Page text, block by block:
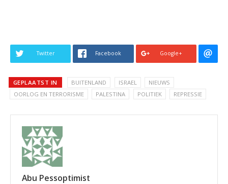
Twitter Facebook Google+
GEPLAATST IN BUITENLAND ISRAEL
NIEUWS
OORLOG EN TERRORISME
PALESTINA POLITIEK REPRESSIE
Abu Pessoptimist